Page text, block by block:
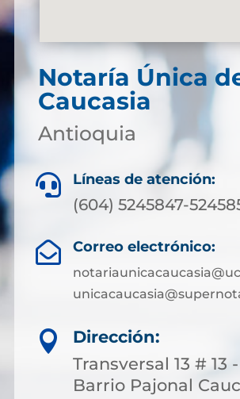
Notaría Única
Caucasia
Antioquia
 Líneas de atención:
(604) 5245847-
 Correo electrónico:

Dirección:
Transversal 13 # 13
Barrio Pajonal